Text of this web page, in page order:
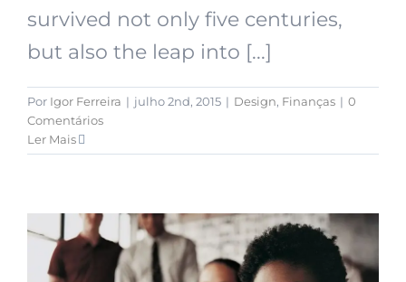
survived not only five centuries,
but also the leap into [...]
Por Igor Ferreira | julho 2nd, 2015 | Design, Finanças | 0
Comentários
Ler Mais